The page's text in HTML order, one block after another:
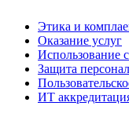
Этика и
Оказание услуг
Использование
Защита
ИТ